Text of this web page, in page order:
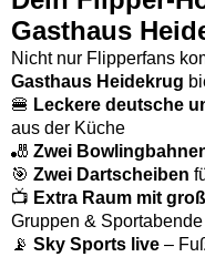
Gasthaus
Nicht nur Flipperfans
Gasthaus Heidekrug
🍔 Leckere deutsche
aus der Küche
🎳 Zwei
🎯 Zwei Dartscheiben
📺 Extra Raum mit
Gruppen & Sportabende
📡 Sky Sports live –